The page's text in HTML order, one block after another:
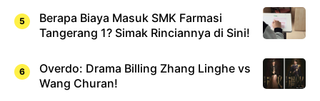
Berapa Biaya Masuk SMK Farmasi
Tangerang 1? Simak Rinciannya di Sini!
Overdo: Drama Billing Zhang Linghe vs
Wang Churan!